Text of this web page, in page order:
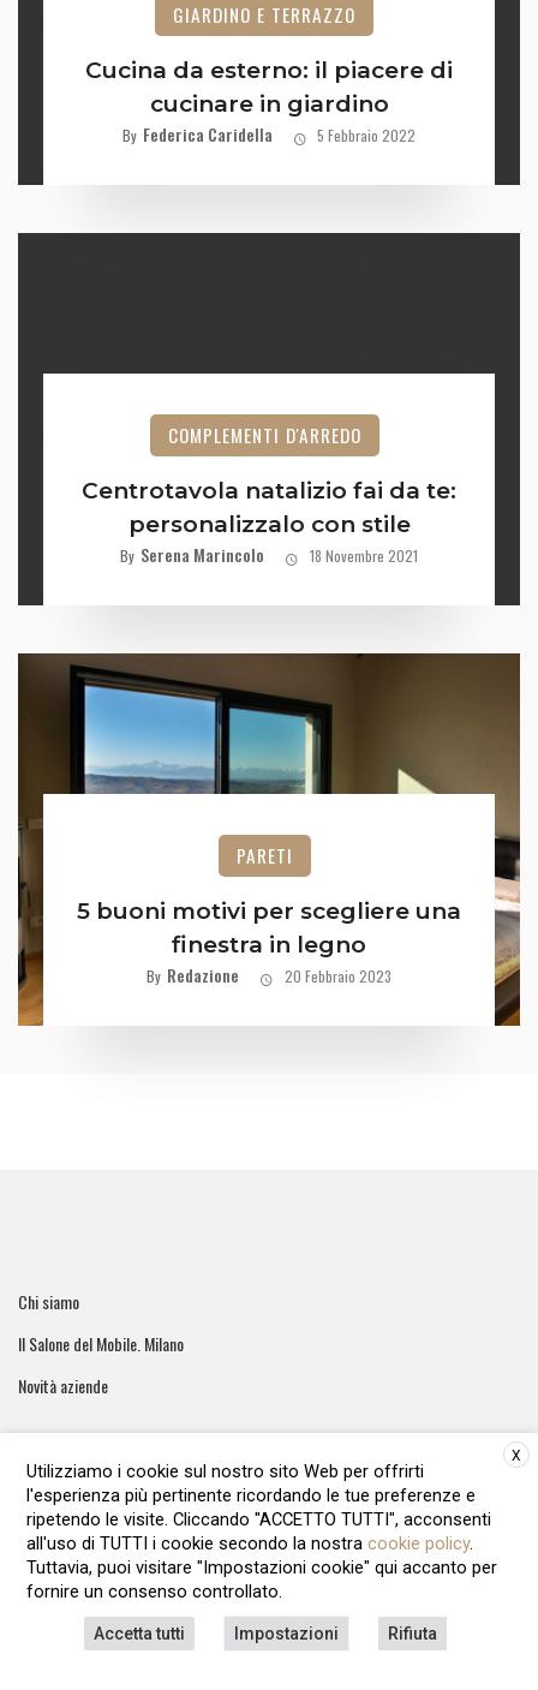
GIARDINO E TERRAZZO
Cucina da esterno: il piacere di
cucinare in giardino
By Federica Caridella 5 Febbraio 2022
COMPLEMENTI D'ARREDO
Centrotavola natalizio fai da te:
personalizzalo con stile
By Serena Marincolo 18 Novembre 2021
PARETI
5 buoni motivi per scegliere una
finestra in legno
By Redazione 20 Febbraio 2023
Chi siamo
Il Salone del Mobile. Milano
Novità aziende
ArreCasa e' una testata giornalistica registrata al tribunale di
Roma - Numero 51/2016 Direttore responsabile: Raffaella Roani
Editore: ARvis.it - Via Alessandria 88 00198 Roma - 09041871006
REA1135122 - Cap.soc.12.500 € i.v
LAVORA CON NOI PRIVACY POLICY COOKIE POLICY
X
Utilizziamo i cookie sul nostro sito Web per offrirti
l'esperienza più pertinente ricordando le tue preferenze e
ripetendo le visite. Cliccando "ACCETTO TUTTI", acconsenti
all'uso di TUTTI i cookie secondo la nostra cookie policy.
Tuttavia, puoi visitare "Impostazioni cookie" qui accanto per
fornire un consenso controllato.
Accetta tutti Impostazioni Rifiuta